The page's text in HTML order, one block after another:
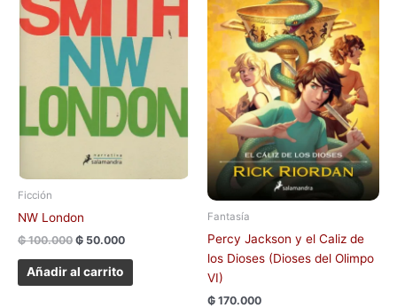
Ficción
NW London
₲100.000 ₲ 50.000
Añadir al carrito
Fantasía
Percy Jackson y el Caliz de
los Dioses (Dioses del Olimpo
VI)
₲ 170.000